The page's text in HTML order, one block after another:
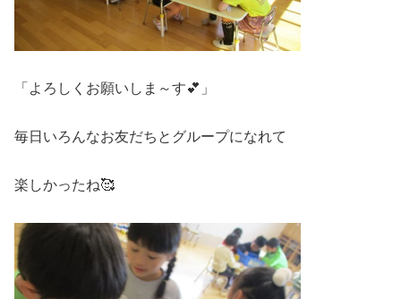
「よろしくお願いしま～す💕」
毎日いろんなお友だちとグループになれて
楽しかったね🥰